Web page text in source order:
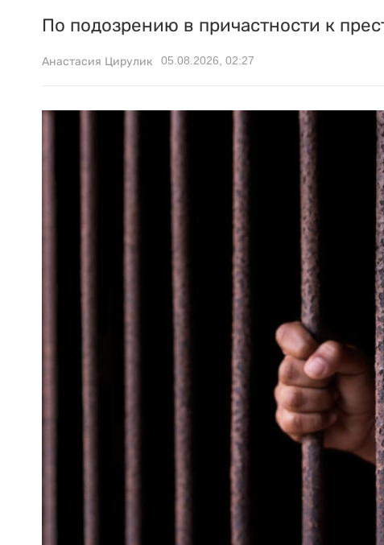
По подозрению в причастности к
Анастасия Цирулик 05.08.2026, 02:27